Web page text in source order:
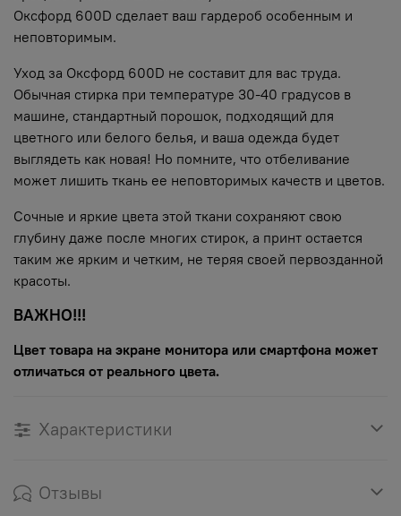
Оксфорд 600D сделает ваш гардероб особенным и
неповторимым.
Уход за Оксфорд 600D не составит для вас труда.
Обычная стирка при температуре 30-40 градусов в
машине, стандартный порошок, подходящий для
цветного или белого белья, и ваша одежда будет
выглядеть как новая! Но помните, что отбеливание
может лишить ткань ее неповторимых качеств и цветов.
Сочные и яркие цвета этой ткани сохраняют свою
глубину даже после многих стирок, а принт остается
таким же ярким и четким, не теряя своей первозданной
красоты.
ВАЖНО!!!
Цвет товара на экране монитора или смартфона может
отличаться от реального цвета.
Характеристики
Отзывы